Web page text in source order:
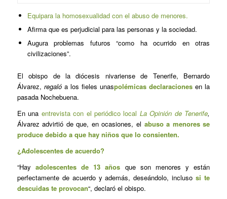
Equipara la homosexualidad con el abuso de menores.
Afirma que es perjudicial para las personas y la sociedad.
Augura problemas futuros “como ha ocurrido en otras
civilizaciones”.
El obispo de la diócesis nivariense de Tenerife, Bernardo
Álvarez, regalóa los fieles unaspolémicas declaraciones en la
pasada Nochebuena.
En una entrevista con el periódico local La Opinión de Tenerife,
Álvarez advirtió de que, en ocasiones, el abuso a menores se
produce debido a que hay niños que lo consienten.
¿Adolescentes de acuerdo?
“Hay adolescentes de 13 años que son menores y están
perfectamente de acuerdo y además, deseándolo, inclusosi te
descuidas te provocan“, declaró el obispo.